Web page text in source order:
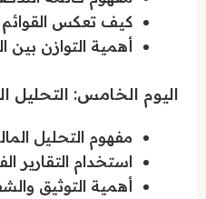
كيف تعكس
أهمية التوازن بين
اليوم الخامس: التحليل
مفهوم التحليل
استخدام التقارير
أهمية التوثيق